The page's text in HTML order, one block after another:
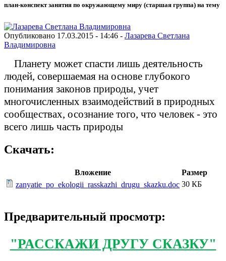
план-конспект занятия по окружающему миру (старшая группа) на тему
Опубликовано 17.03.2015 - 14:46 - Лазарева Светлана
Владимировна
Планету может спасти лишь деятельность
людей, совершаемая на основе глубокого
понимания законов природы, учет
многочисленных взаимодействий в природных
сообществах, осознание того, что человек - это
всего лишь часть природы
Скачать:
Вложение
Размер
zanyatie_po_ekologii_rasskazhi_drugu_skazku.doc 30 КБ
Предварительный просмотр:
"РАССКАЖИ ДРУГУ СКАЗКУ"